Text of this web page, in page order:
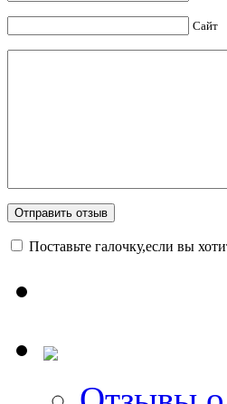
Сайт
Поставьте галочку,если вы